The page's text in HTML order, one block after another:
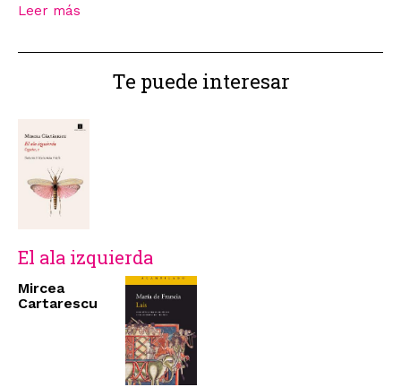
Leer más
Te puede interesar
El ala izquierda
Mircea
Cartarescu